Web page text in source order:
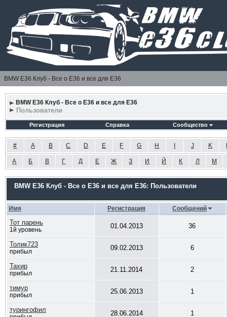
BMW E36 Клуб - Все о Е36 и все для Е36
BMW E36 Клуб - Все о Е36 и все для Е36
Пользователи
Регистрация Справка Сообщество
# A B C D E F G H J K
А Б В Г Д Е Ж З И Й К Л М
BMW E36 Клуб - Все о Е36 и все для Е36: Пользователи
Имя Регистрация Сообщений
Тот парень
1й уровень 01.04.2013 36
Толик723
прибыл 09.02.2013 6
Тахир
прибыл 21.11.2014 2
тимур
прибыл 25.06.2013 1
турингофил 28.06.2014 1